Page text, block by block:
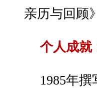
亲历与回顾
个人成就
1985年